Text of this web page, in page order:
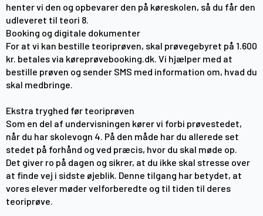
henter vi den og opbevarer den på køreskolen, så du får den
udleveret til teori 8.
Booking og digitale dokumenter
For at vi kan bestille teoriprøven, skal prøvegebyret på 1.600
kr. betales via køreprøvebooking.dk. Vi hjælper med at
bestille prøven og sender SMS med information om, hvad du
skal medbringe.
Ekstra tryghed før teoriprøven
Som en del af undervisningen kører vi forbi prøvestedet,
når du har skolevogn 4. På den måde har du allerede set
stedet på forhånd og ved præcis, hvor du skal møde op.
Det giver ro på dagen og sikrer, at du ikke skal stresse over
at finde vej i sidste øjeblik. Denne tilgang har betydet, at
vores elever møder velforberedte og til tiden til deres
teoriprøve.